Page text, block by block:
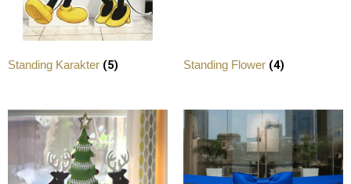
Standing Karakter (5) Standing Flower (4)